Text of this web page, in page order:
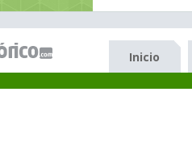
Inicio